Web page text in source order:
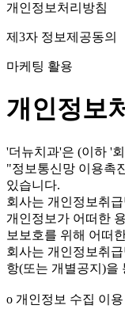
개인정보처리방침
제3자 정보제공동의
마케팅 활용
개인정보
'더뉴치과'은 (이하 '
"정보통신망 이용촉
있습니다.
회사는 개인정보취
개인정보가 어떠한
보보호를 위해 어떠
회사는 개인정보취
항(또는 개별공지)을
ο 개인정보 수집 이용